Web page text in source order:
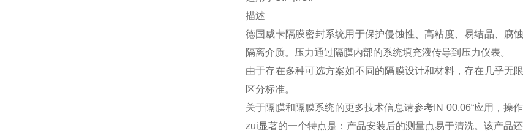
描述
德国威卡隔膜密封系统用于保护侵蚀性、高粘度、易结晶、腐
隔离介质。压力通过隔膜内部的系统填充液传导到压力仪表。
由于存在多种可选方案如不同的隔膜设计和材料，存在几乎无
区分标准。
关于隔膜和隔膜系统的更多技术信息请参考IN 00.06“应用，操
zui显著的一个特点是：产品安装后的测量点易于清洗。该产品